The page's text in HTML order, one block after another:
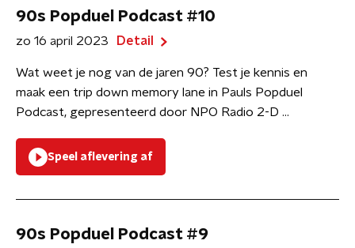
90s Popduel Podcast #10
zo 16 april 2023 Detail
Wat weet je nog van de jaren 90? Test je kennis en
maak een trip down memory lane in Pauls Popduel
Podcast, gepresenteerd door NPO Radio 2-D ...
Speel aflevering af
90s Popduel Podcast #9